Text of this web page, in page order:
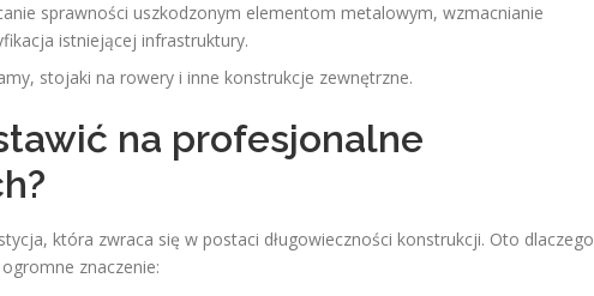
sprawności uszkodzonym elementom metalowym, wzmacnianie
istniejącej infrastruktury.
stojaki na rowery i inne konstrukcje zewnętrzne.
na profesjonalne
która zwraca się w postaci długowieczności konstrukcji. Oto dlaczego
znaczenie: